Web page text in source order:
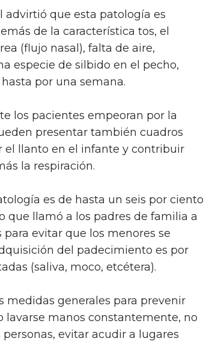
advirtió que esta patología es
de la característica tos, el
(flujo nasal), falta de aire,
especie de silbido en el pecho,
por una semana.
los pacientes empeoran por la
presentar también cuadros
llanto en el infante y contribuir
la respiración.
es de hasta un seis por ciento
que llamó a los padres de familia a
evitar que los menores se
del padecimiento es por
(saliva, moco, etcétera).
medidas generales para prevenir
lavarse manos constantemente, no
evitar acudir a lugares